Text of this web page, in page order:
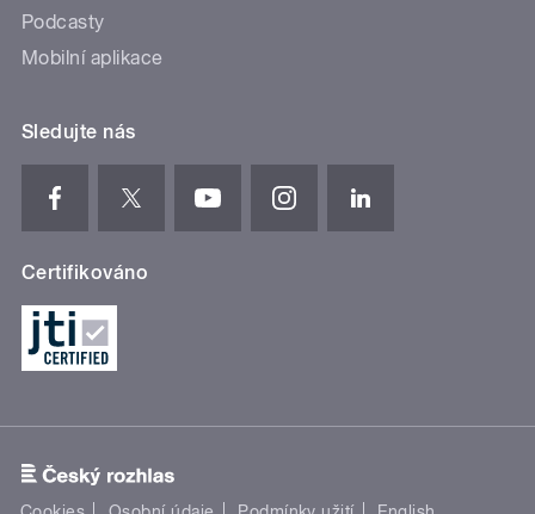
Podcasty
Mobilní aplikace
Sledujte nás
Certifikováno